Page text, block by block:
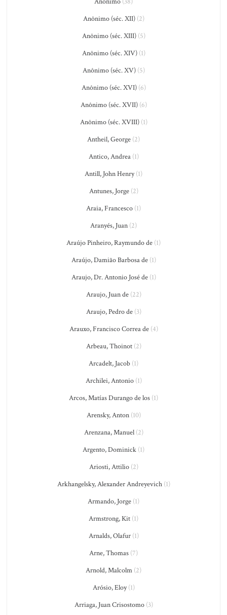
Anônimo (séc. XII)(2)
Anônimo (séc. XIII)(5)
Anônimo (séc. XIV)(1)
Anônimo (séc. XV)(5)
Anônimo (séc. XVI)(6)
Anônimo (séc. XVII)(6)
Anônimo (séc. XVIII)(1)
Antheil, George (2)
Antico, Andrea(1)
Antill, John Henry(1)
Antunes, Jorge(2)
Araia, Francesco (1)
Aranyés, Juan (2)
Araújo Pinheiro, Raymundo de (1)
Araújo, Damião Barbosa de(1)
Araujo, Dr. Antonio José de(1)
Araujo, Juan de(22)
Araujo, Pedro de(3)
Arauxo, Francisco Correa de(4)
Arbeau, Thoinot(2)
Arcadelt, Jacob (1)
Archilei, Antonio(1)
Arcos, Matías Durango de los (1)
Arensky, Anton(10)
Arenzana, Manuel(2)
Argento, Dominick (1)
Ariosti, Attilio(2)
Arkhangelsky, Alexander Andreyevich(1)
Armando, Jorge (1)
Armstrong, Kit (1)
Arnalds, Olafur(1)
Arne, Thomas (7)
Arnold, Malcolm (2)
Arósio, Eloy(1)
Arriaga, Juan Crisostomo(3)